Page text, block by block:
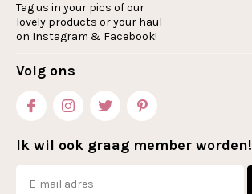
Tag us in your pics of our
lovely products or your haul
on Instagram & Facebook!
Volg ons
Ik wil ook graag member worden!